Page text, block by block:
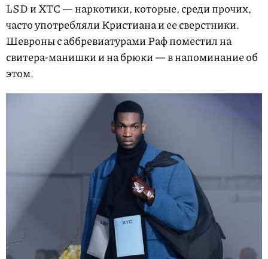
LSD и XTC — наркотики, которые, среди прочих,
часто употребляли Кристиана и ее сверстники.
Шевроны с аббревиатурами Раф поместил на
свитера-манишки и на брюки — в напоминание об
этом.